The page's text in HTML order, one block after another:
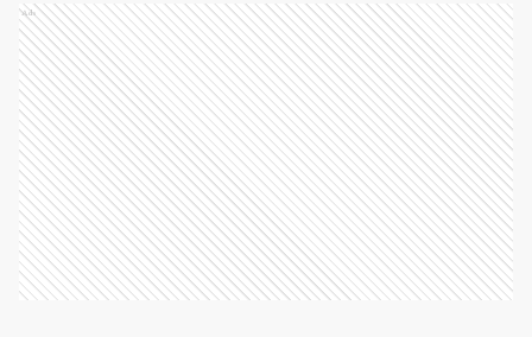
Ads